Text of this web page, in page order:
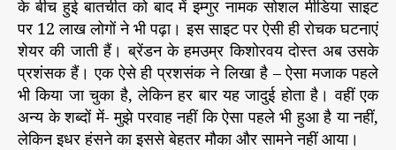
मं
जू
री
के बीच हुई बातचीत को बाद में इम्गुर नामक सोशल मीडिया साइट
पर 12 लाख लोगों ने भी पढ़ा। इस साइट पर ऐसी ही रोचक घटनाएं
शेयर की जाती हैं। ब्रेंडन के हमउम्र किशोरवय दोस्त अब उसके
प्रशंसक हैं। एक ऐसे ही प्रशसंक ने लिखा है – ऐसा मजाक पहले
भी किया जा चुका है, लेकिन हर बार यह जादुई होता है। वहीं एक
अन्य के शब्दों में- मुझे परवाह नहीं कि ऐसा पहले भी हुआ है या नहीं,
लेकिन इधर हंसने का इससे बेहतर मौका और सामने नहीं आया।